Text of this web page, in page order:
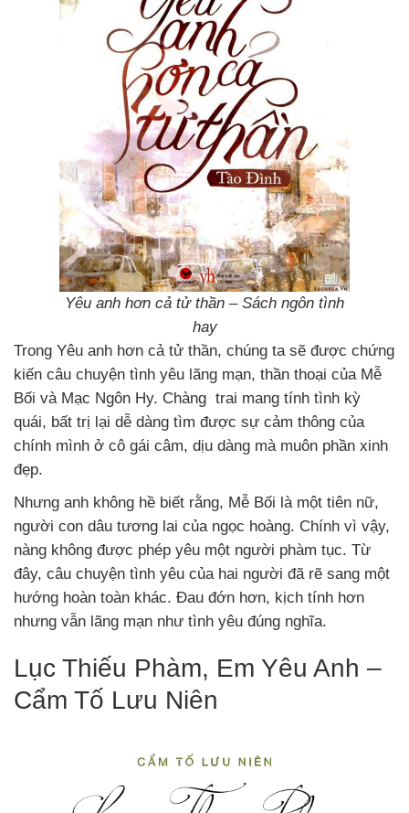
Yêu anh hơn cả tử thần – Sách ngôn tình
hay
Trong Yêu anh hơn cả tử thần, chúng ta sẽ được chứng
kiến câu chuyện tình yêu lãng mạn, thần thoại của Mễ
Bối và Mạc Ngôn Hy. Chàng trai mang tính tình kỳ
quái, bất trị lại dễ dàng tìm được sự cảm thông của
chính mình ở cô gái câm, dịu dàng mà muôn phần xinh
đẹp.
Nhưng anh không hề biết rằng, Mễ Bối là một tiên nữ,
người con dâu tương lai của ngọc hoàng. Chính vì vậy,
nàng không được phép yêu một người phàm tục. Từ
đây, câu chuyện tình yêu của hai người đã rẽ sang một
hướng hoàn toàn khác. Đau đớn hơn, kịch tính hơn
nhưng vẫn lãng mạn như tình yêu đúng nghĩa.
Lục Thiếu Phàm, Em Yêu Anh –
Cẩm Tố Lưu Niên